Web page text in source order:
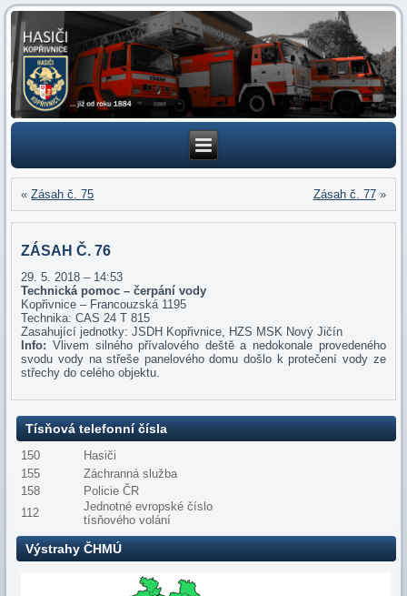
«Zásah č. 75 Zásah č. 77»
ZÁSAH Č. 76
29. 5. 2018 – 14:53
Technická pomoc – čerpání vody
Kopřivnice – Francouzská 1195
Technika: CAS 24 T 815
Zasahující jednotky: JSDH Kopřivnice, HZS MSK Nový Jičín
Info: Vlivem silného přívalového deště a nedokonale provedeného
svodu vody na střeše panelového domu došlo k protečení vody ze
střechy do celého objektu.
Tísňová telefonní čísla
150
Hasiči
155
Záchranná služba
158
Policie ČR
112
Jednotné evropské číslo
tísňového volání
Výstrahy ČHMÚ